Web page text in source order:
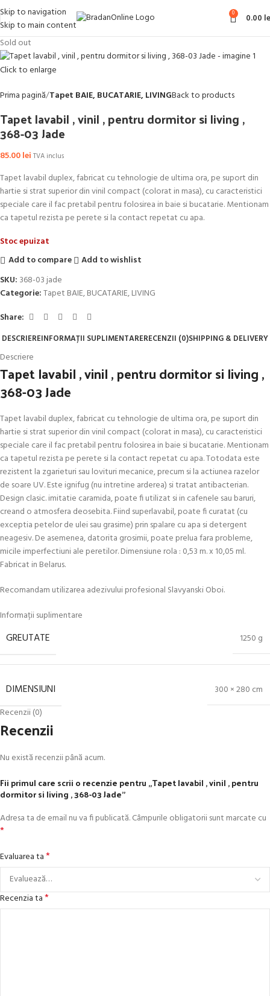
Skip to navigation
Skip to main content
0 0.00
Sold out
Click to enlarge
Prima pagină Tapet BAIE, BUCATARIE, LIVINGBack to products
Tapet lavabil , vinil , pentru dormitor si living ,
368-03 Jade
85.00lei TVA inclus
Tapet lavabil duplex, fabricat cu tehnologie de ultima ora, pe suport din
hartie si strat superior din vinil compact (colorat in masa), cu caracteristici
speciale care il fac pretabil pentru folosirea in baie si bucatarie. Mentionam
ca tapetul rezista pe perete si la contact repetat cu apa.
Stoc epuizat
Add to compare
Add to wishlist
SKU: 368-03 jade
Categorie:Tapet BAIE, BUCATARIE, LIVING
Share:
DESCRIEREINFORMAȚII SUPLIMENTARERECENZII (0)SHIPPING & DELIVERY
Descriere
Tapet lavabil , vinil , pentru dormitor si living ,
368-03 Jade
Tapet lavabil duplex, fabricat cu tehnologie de ultima ora, pe suport din
hartie si strat superior din vinil compact (colorat in masa), cu caracteristici
speciale care il fac pretabil pentru folosirea in baie si bucatarie. Mentionam
ca tapetul rezista pe perete si la contact repetat cu apa. Totodata este
rezistent la zgarieturi sau lovituri mecanice, precum si la actiunea razelor
de soare UV. Este ignifug (nu intretine arderea) si tratat antibacterian.
Design clasic. imitatie caramida, poate fi utilizat si in cafenele sau baruri,
creand o atmosfera deosebita. Fiind superlavabil, poate fi curatat (cu
exceptia petelor de ulei sau grasime) prin spalare cu apa si detergent
neagesiv. De asemenea, datorita grosimii, poate prelua fara probleme,
micile imperfectiuni ale peretilor. Dimensiune rola : 0,53 m. x 10,05 ml.
Fabricat in Belarus.
Recomandam utilizarea adezivului profesional Slavyanski Oboi.
Informații suplimentare
GREUTATE 1250 g
DIMENSIUNI
300 × 280 cm
Recenzii (0)
Recenzii
Nu există recenzii până acum.
Fii primul care scrii o recenzie pentru „Tapet lavabil , vinil , pentru
dormitor si living , 368-03 Jade”
Adresa ta de email nu va fi publicată.Câmpurile obligatorii sunt marcate cu
*
Evaluarea ta*
Recenzia ta*